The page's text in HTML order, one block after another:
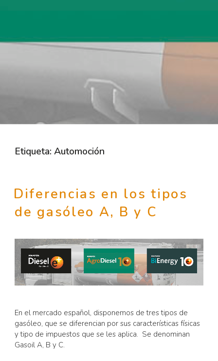
Etiqueta: Automoción
Diferencias en los tipos
de gasóleo A, B y C
En el mercado español, disponemos de tres tipos de
gasóleo, que se diferencian por sus características físicas
y tipo de impuestos que se les aplica. Se denominan
Gasoil A, B y C.